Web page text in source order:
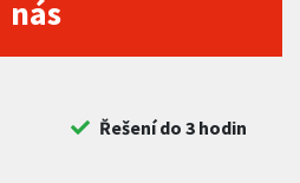
nás
Řešení do 3 hodin